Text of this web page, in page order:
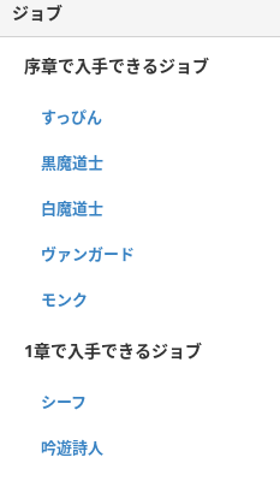
ジョブ
序章で入手できるジョブ
すっぴん
黒魔道士
白魔道士
ヴァンガード
モンク
1章で入手できるジョブ
シーフ
吟遊詩人